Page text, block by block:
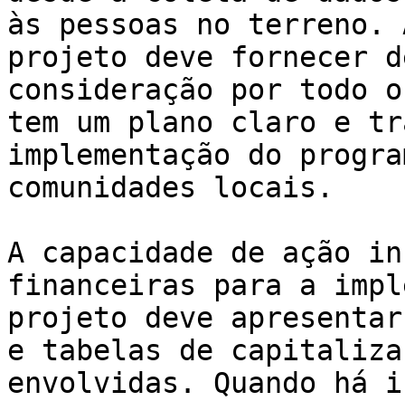
às pessoas no terreno.
projeto deve fornecer
consideração por todo
tem um plano claro e
implementação do
comunidades locais.
A capacidade de ação
financeiras para a
projeto deve
e tabelas de
envolvidas. Quando há